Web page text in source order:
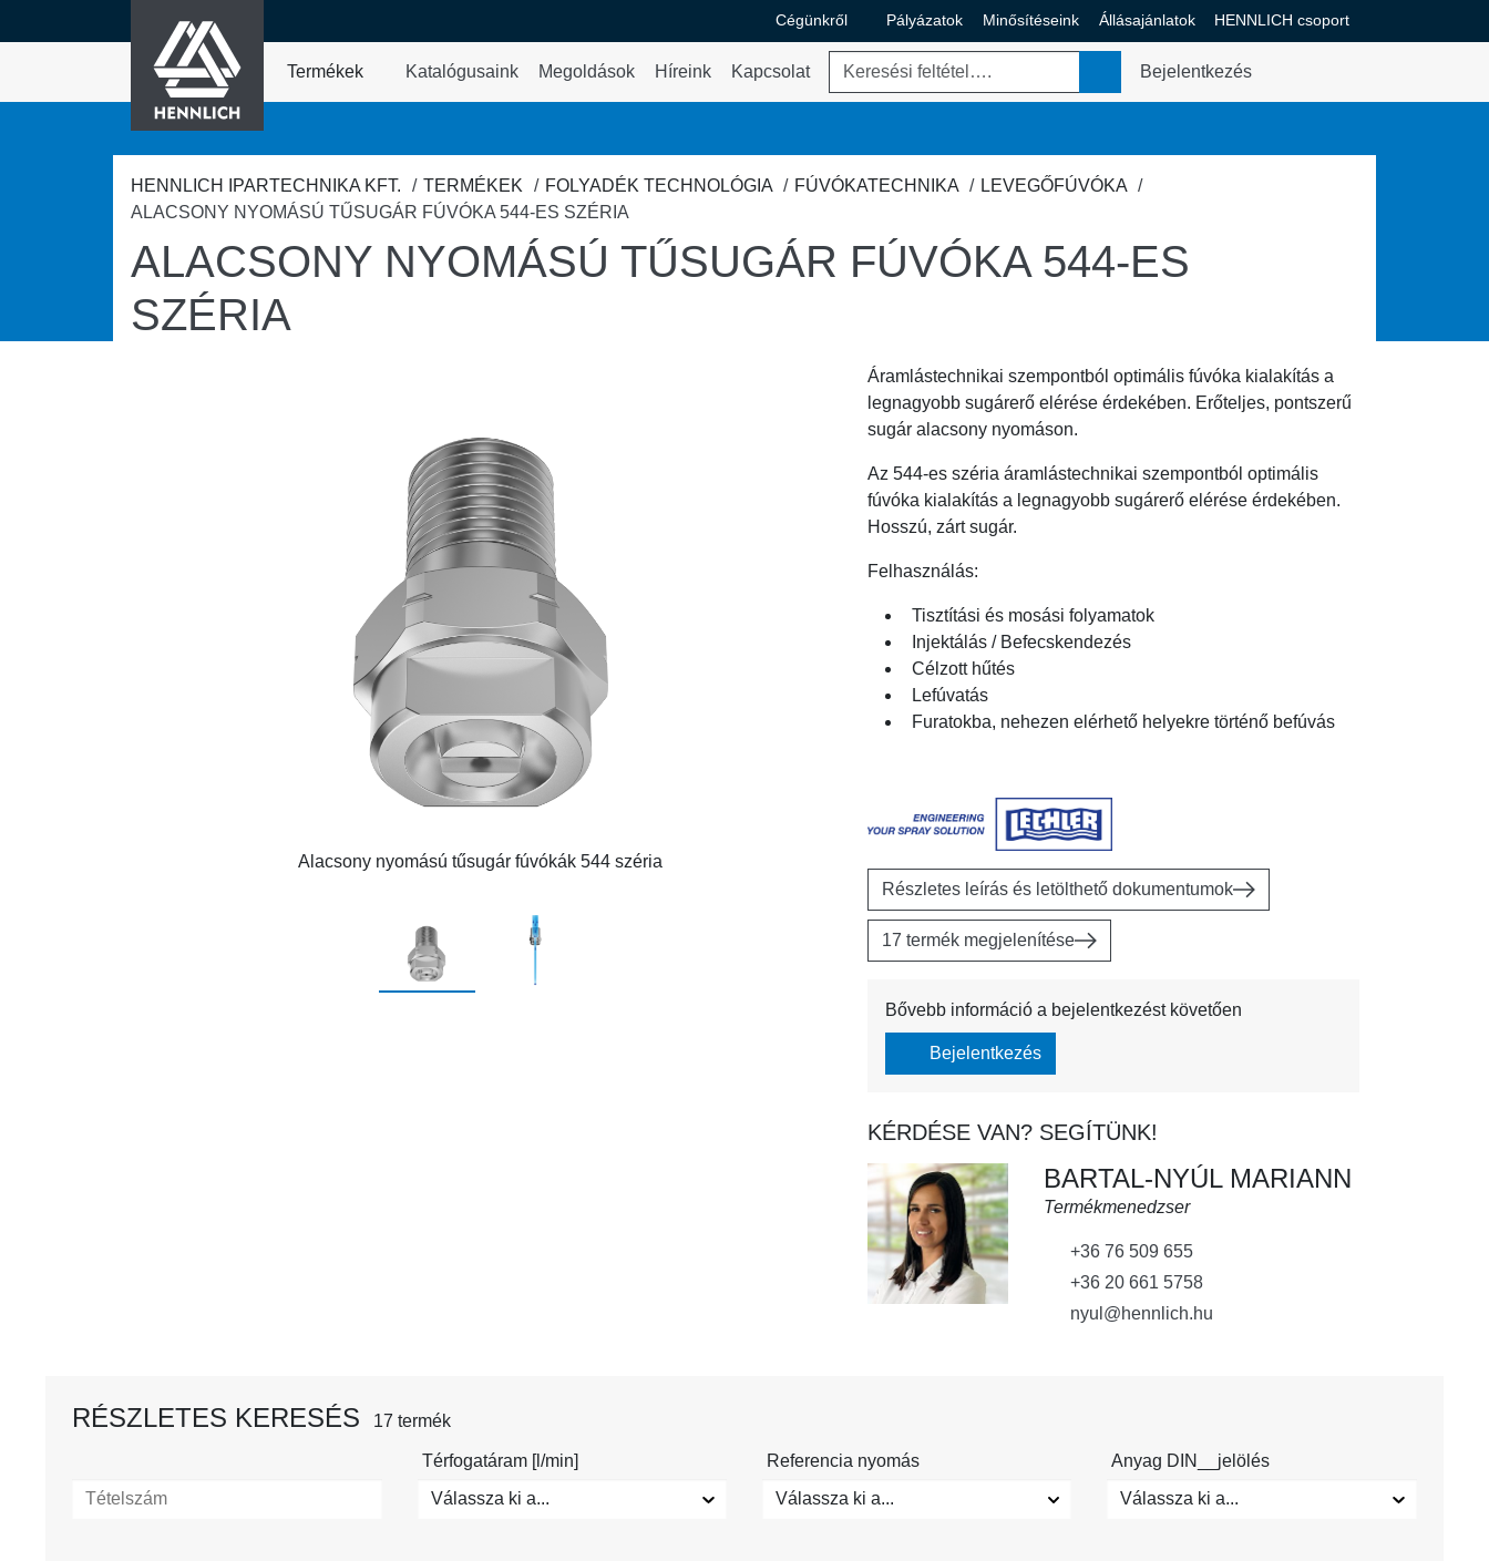
Cégünkről
A Cégünkről legördülő menü váltása
Pályázatok Minősítéseink Állásajánlatok HENNLICH csoport
Termékek
A Termékek legördülő menü váltása
Katalógusaink Megoldások Híreink Kapcsolat Keresés Bejelentkezés
HENNLICH IPARTECHNIKA KFT. TERMÉKEK FOLYADÉK TECHNOLÓGIA FÚVÓKATECHNIKA
LEVEGŐFÚVÓKA
ALACSONY NYOMÁSÚ TŰSUGÁR FÚVÓKA 544-ES SZÉRIA
ALACSONY NYOMÁSÚ TŰSUGÁR FÚVÓKA 544-ES
SZÉRIA
Alacsony nyomású tűsugár fúvókák 544 széria
Áramlástechnikai szempontból optimálisfúvóka kialakítás a
legnagyobb sugárerő elérése érdekében. Erőteljes, pontszerű
sugár alacsony nyomáson.
Az544-es széria áramlástechnikai szempontból optimális
fúvóka kialakítás a legnagyobb sugárerőelérése érdekében.
Hosszú, zárt sugár.
Felhasználás:
Tisztítási és mosási folyamatok
Injektálás / Befecskendezés
Célzott hűtés
Lefúvatás
Furatokba, nehezen elérhető helyekre történő befúvás
Részletes leírás és letölthető dokumentumok
17 termék megjelenítése
Bővebb információ a bejelentkezést követően
Bejelentkezés
KÉRDÉSE VAN? SEGÍTÜNK!
BARTAL-NYÚL MARIANN
Termékmenedzser
+36 76 509 655
+36 20 661 5758
nyul@hennlich.hu
RÉSZLETES KERESÉS 17 termék
Térfogatáram [l/min]
Válassza ki a...
Referencia nyomás
Válassza ki a...
Anyag DIN__jelölés
Válassza ki a...